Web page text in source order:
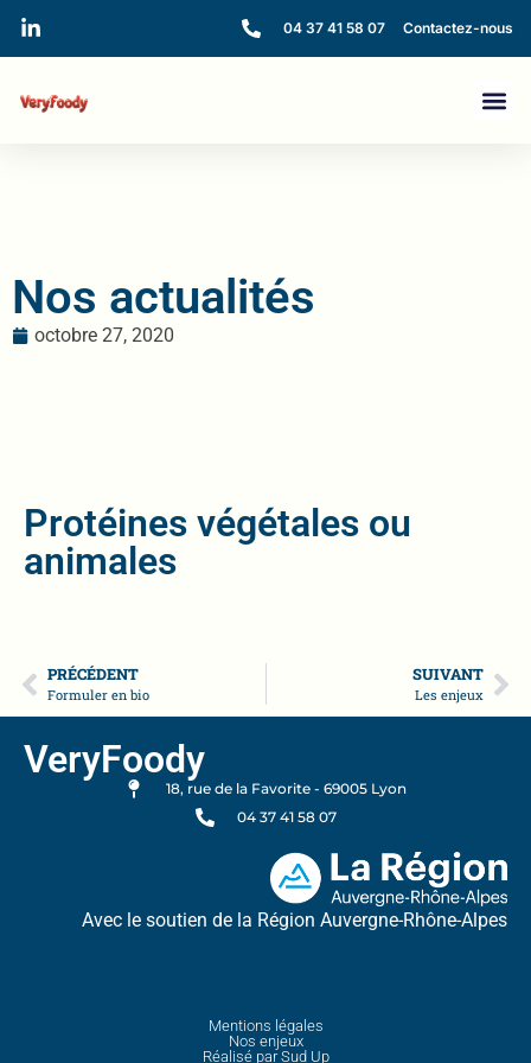
04 37 41 58 07 Contactez-nous
Nos actualités
octobre 27, 2020
Protéines végétales ou
animales
PRÉCÉDENT
Formuler en bio
SUIVANT
Les enjeux
VeryFoody
18, rue de la Favorite - 69005 Lyon
04 37 41 58 07
Avec le soutien de la Région Auvergne-Rhône-Alpes
Mentions légales
Nos enjeux
Réalisé par Sud Up